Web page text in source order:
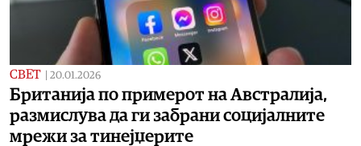
СВЕТ 20.01.2026
Британија по примерот на Австралија,
размислува да ги забрани социјалните
мрежи за тинејџерите